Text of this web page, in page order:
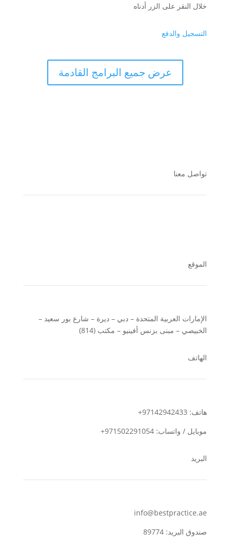
خلال النقر على الزر أدناه
التسجيل والدفع
عرض جميع البرامج القادمة
تواصل معنا
الموقع
الإمارات العربية المتحدة – دبي – ديرة – شارع بور سعيد –
الخبيصي – مبنى بزنس أفينيو – مكتب (814)
الهاتف
هاتف: 97142942433+
موبايل / واتساب: 971502291054+
البريد
info@bestpractice.ae
صندوق البريد: 89774